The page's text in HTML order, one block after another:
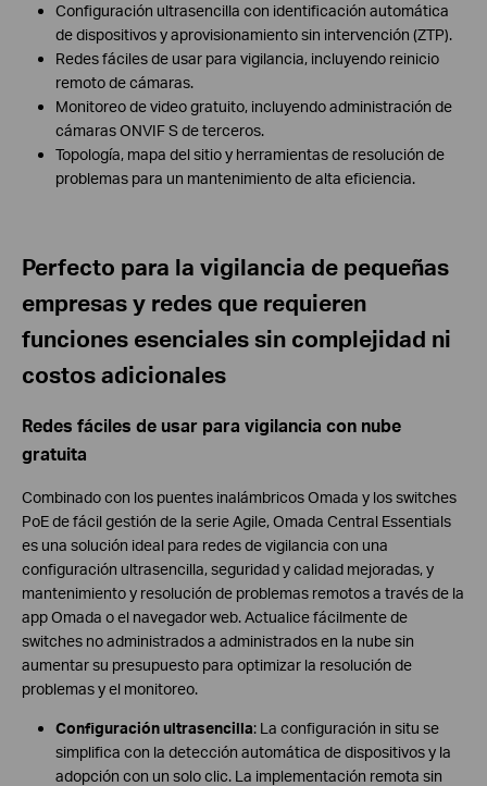
Configuración ultrasencilla con identificación automática
de dispositivos y aprovisionamiento sin intervención (ZTP).
Redes fáciles de usar para vigilancia, incluyendo reinicio
remoto de cámaras.
Monitoreo de video gratuito, incluyendo administración de
cámaras ONVIF S de terceros.
Topología, mapa del sitio y herramientas de resolución de
problemas para un mantenimiento de alta eficiencia.
Perfecto para la vigilancia de pequeñas
empresas y redes que requieren
funciones esenciales sin complejidad ni
costos adicionales
Redes fáciles de usar para vigilancia con nube
gratuita
Combinado con los puentes inalámbricos Omada y los switches
PoE de fácil gestión de la serie Agile, Omada Central Essentials
es una solución ideal para redes de vigilancia con una
configuración ultrasencilla, seguridad y calidad mejoradas, y
mantenimiento y resolución de problemas remotos a través de la
app Omada o el navegador web. Actualice fácilmente de
switches no administrados a administrados en la nube sin
aumentar su presupuesto para optimizar la resolución de
problemas y el monitoreo.
Configuración ultrasencilla: La configuración in situ se
simplifica con la detección automática de dispositivos y la
adopción con un solo clic. La implementación remota sin